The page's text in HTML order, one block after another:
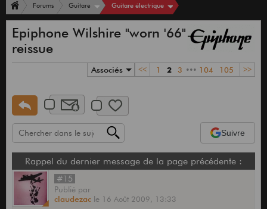
Forums Guitare Guitare électrique
Epiphone Wilshire "worn '66"
reissue
Associés << 1 2 3 ••• 104 105 >>
Suivre
Rappel du dernier message de la page précédente :
#15
Publié par
claudezac le 16 Août 2009, 13:33